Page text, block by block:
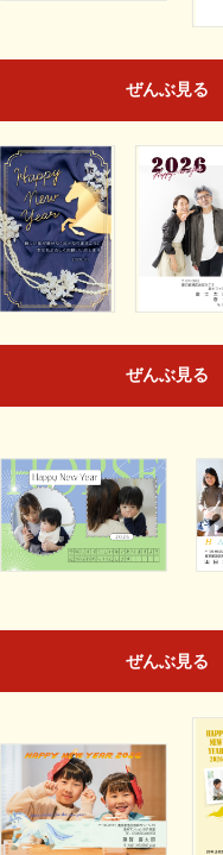
ぜんぶ見る
ぜんぶ見る
ぜんぶ見る